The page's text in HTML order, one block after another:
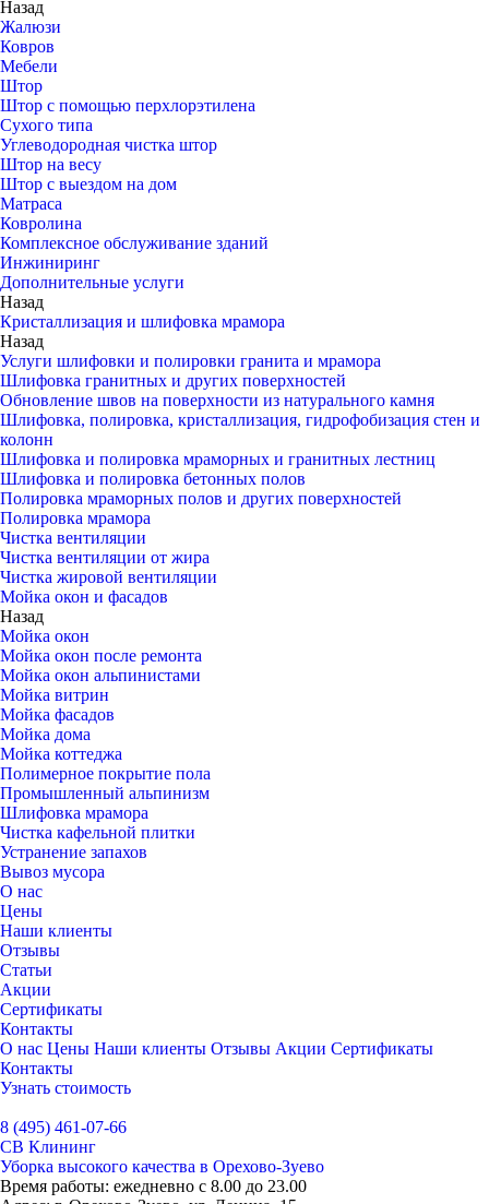
Назад
Жалюзи
Ковров
Мебели
Штор
Штор с помощью перхлорэтилена
Сухого типа
Углеводородная чистка штор
Штор на весу
Штор с выездом на дом
Матраса
Ковролина
Комплексное обслуживание зданий
Инжиниринг
Дополнительные услуги
Назад
Кристаллизация и шлифовка мрамора
Назад
Услуги шлифовки и полировки гранита и мрамора
Шлифовка гранитных и других поверхностей
Обновление швов на поверхности из натурального камня
Шлифовка, полировка, кристаллизация, гидрофобизация стен и
колонн
Шлифовка и полировка мраморных и гранитных лестниц
Шлифовка и полировка бетонных полов
Полировка мраморных полов и других поверхностей
Полировка мрамора
Чистка вентиляции
Чистка вентиляции от жира
Чистка жировой вентиляции
Мойка окон и фасадов
Назад
Мойка окон
Мойка окон после ремонта
Мойка окон альпинистами
Мойка витрин
Мойка фасадов
Мойка дома
Мойка коттеджа
Полимерное покрытие пола
Промышленный альпинизм
Шлифовка мрамора
Чистка кафельной плитки
Устранение запахов
Вывоз мусора
О нас
Цены
Наши клиенты
Отзывы
Статьи
Акции
Сертификаты
Контакты
О нас Цены Наши клиенты Отзывы Акции Сертификаты
Контакты
Узнать стоимость
8 (495) 461-07-66
СВ Клининг
Уборка высокого качества в Орехово-Зуево
Время работы: ежедневно с 8.00 до 23.00